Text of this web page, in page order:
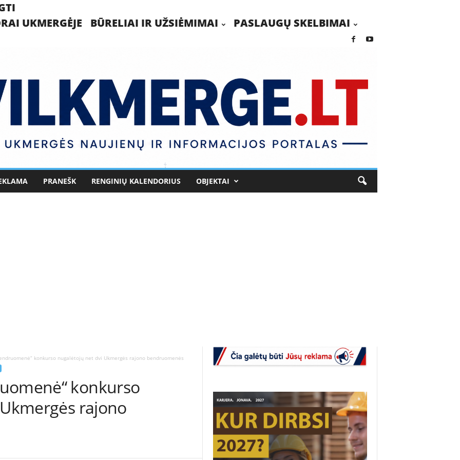
UKMERGĖJE BŪRELIAI IR UŽSIĖMIMAI PASLAUGŲ SKELBIMAI
PRANEŠK RENGINIŲ KALENDORIUS OBJEKTAI
konkurso nugalėtojų net dvi Ukmergės rajono bendruomenės
konkurso
rajono